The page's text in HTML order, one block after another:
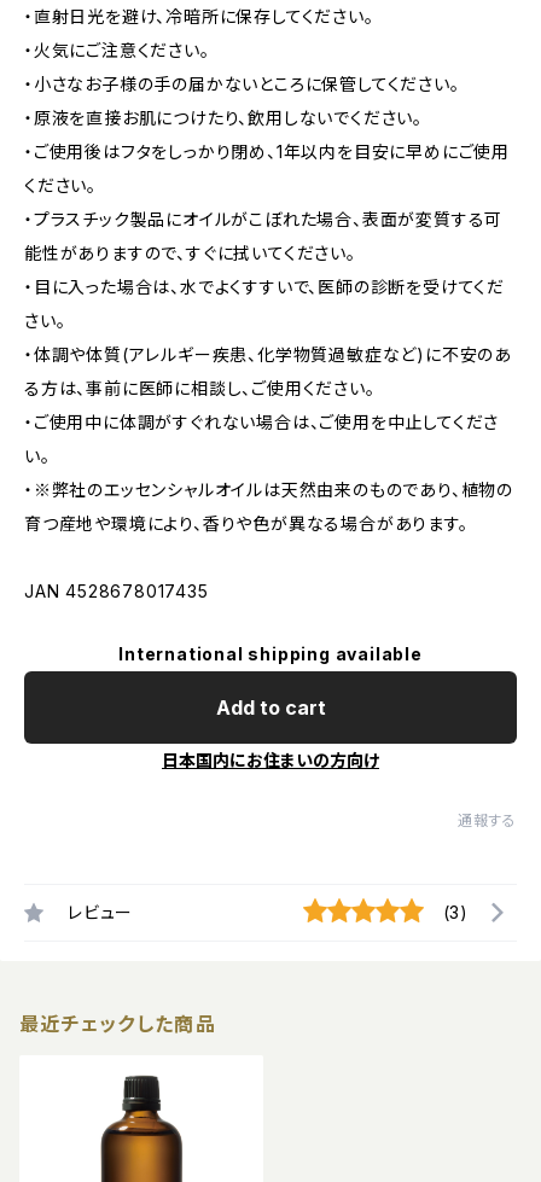
・直射日光を避け、冷暗所に保存してください。
・火気にご注意ください。
・小さなお子様の手の届かないところに保管してください。
・原液を直接お肌につけたり、飲用しないでください。
・ご使用後はフタをしっかり閉め、1年以内を目安に早めにご使用
ください。
・プラスチック製品にオイルがこぼれた場合、表面が変質する可
能性がありますので、すぐに拭いてください。
・目に入った場合は、水でよくすすいで、医師の診断を受けてくだ
さい。
・体調や体質(アレルギー疾患、化学物質過敏症など)に不安のあ
る方は、事前に医師に相談し、ご使用ください。
・ご使用中に体調がすぐれない場合は、ご使用を中止してくださ
い。
・※弊社のエッセンシャルオイルは天然由来のものであり、植物の
育つ産地や環境により、香りや色が異なる場合があります。
JAN 4528678017435
International shipping available
Add to cart
日本国内にお住まいの方向け
通報する
レビュー (3)
最近チェックした商品